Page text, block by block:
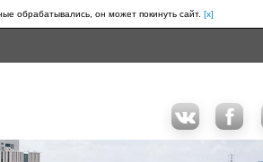
обрабатывались, он может покинуть сайт. [x]